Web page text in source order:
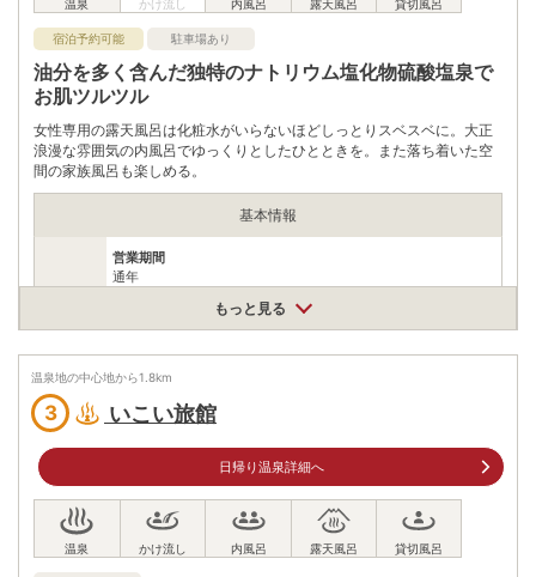
※ 料金情報は税込・税抜表記が混ざっております。正しい金額はご利用前にご
自身でお問合せください。
宿泊予約可能 駐車場あり
油分を多く含んだ独特のナトリウム塩化物硫酸塩泉で
お肌ツルツル
女性専用の露天風呂は化粧水がいらないほどしっとりスベスベに。大正
浪漫な雰囲気の内風呂でゆっくりとしたひとときを。また落ち着いた空
間の家族風呂も楽しめる。
基本情報
営業期間
通年
大人550円、小人（3歳～小学生）300円
アクセス
熊本県阿蘇郡南小国町大字満願寺黒川6431
車
日田ICより車で約82分
もっと見る
温泉地の中心地から1.8km
3 いこい旅館
日帰り温泉詳細へ